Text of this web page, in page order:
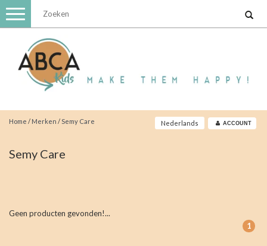
Toggle
navigation
Home / Merken / Semy Care Nederlands ACCOUNT
Semy Care
Geen producten gevonden!...
1